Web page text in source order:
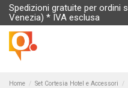
Spedizioni gratuite per ordini
Venezia) * IVA esclusa
Home Set Cortesia Hotel e Accessori